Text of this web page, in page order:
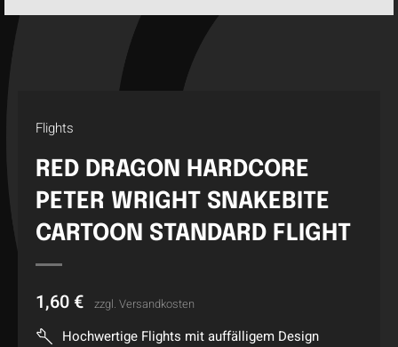
Flights
RED DRAGON HARDCORE
PETER WRIGHT SNAKEBITE
CARTOON STANDARD FLIGHT
1,60 € zzgl. Versandkosten
Hochwertige Flights mit auffälligem Design